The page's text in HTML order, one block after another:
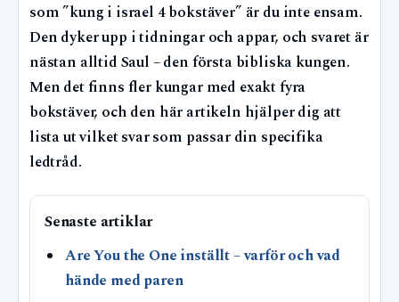
som ”kung i israel 4 bokstäver” är du inte ensam.
Den dyker upp i tidningar och appar, och svaret är
nästan alltid Saul – den första bibliska kungen.
Men det finns fler kungar med exakt fyra
bokstäver, och den här artikeln hjälper dig att
lista ut vilket svar som passar din specifika
ledtråd.
Senaste artiklar
Are You the One inställt – varför och vad
hände med paren